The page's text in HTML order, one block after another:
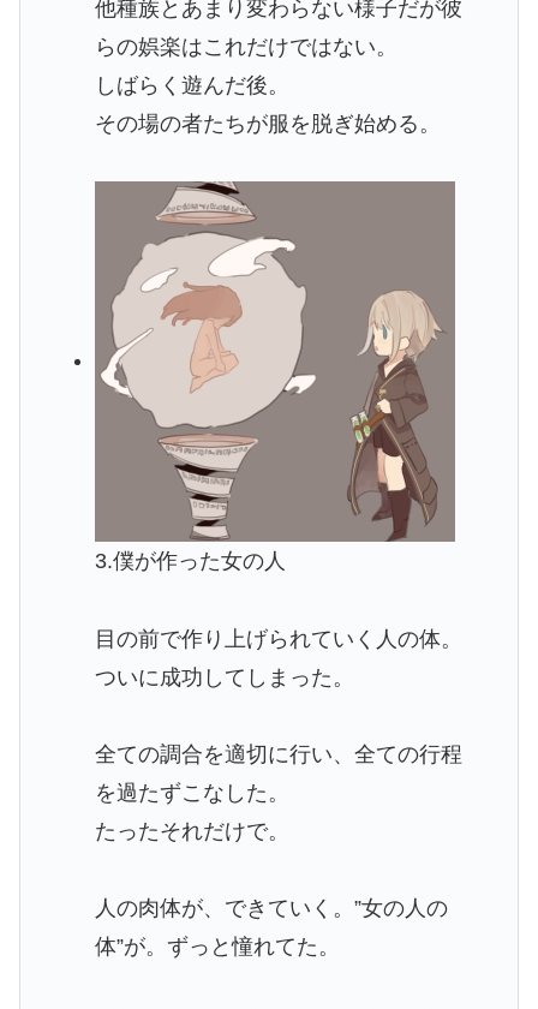
他種族とあまり変わらない様子だが彼
らの娯楽はこれだけではない。
しばらく遊んだ後。
その場の者たちが服を脱ぎ始める。
3.僕が作った女の人
目の前で作り上げられていく人の体。
ついに成功してしまった。
全ての調合を適切に行い、全ての行程
を過たずこなした。
たったそれだけで。
人の肉体が、できていく。”女の人の
体”が。ずっと憧れてた。